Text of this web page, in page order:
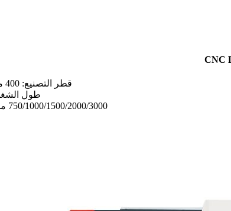
قطر التصنيع: 400 مم
طول
750/1000/1500/2000/3000 ملم